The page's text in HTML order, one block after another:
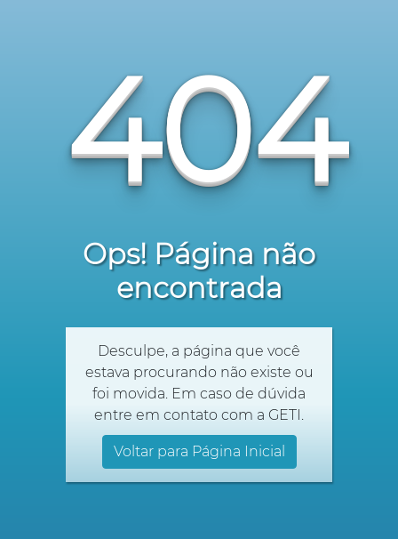
404
Ops! Página não
encontrada
Desculpe, a página que você
estava procurando não existe ou
foi movida. Em caso de dúvida
entre em contato com a GETI.
Voltar para Página Inicial